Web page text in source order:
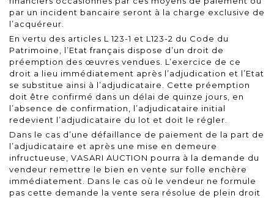
par un incident bancaire seront à la charge exclusive de
l’acquéreur.
En vertu des articles L 123-1 et L123-2 du Code du
Patrimoine, l’Etat français dispose d’un droit de
préemption des œuvres vendues. L’exercice de ce
droit a lieu immédiatement après l’adjudication et l’Etat
se substitue ainsi à l’adjudicataire. Cette préemption
doit être confirmé dans un délai de quinze jours, en
l’absence de confirmation, l’adjudicataire initial
redevient l’adjudicataire du lot et doit le régler.
Dans le cas d’une défaillance de paiement de la part de
l’adjudicataire et après une mise en demeure
infructueuse, VASARI AUCTION pourra à la demande du
vendeur remettre le bien en vente sur folle enchère
immédiatement. Dans le cas où le vendeur ne formule
pas cette demande la vente sera résolue de plein droit